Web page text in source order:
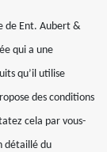
de Ent. Aubert &
qui a une
qu’il utilise
des conditions
cela par vous-
détaillé du